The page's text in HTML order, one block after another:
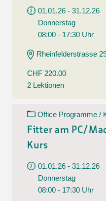
01.01.26 - 31.12.26
Donnerstag
08:00 - 17:30 Uhr
Rheinfelderstrasse
CHF 220.00
2 Lektionen
Office Programme /
Fitter am PC/
Kurs
01.01.26 - 31.12.26
Donnerstag
08:00 - 17:30 Uhr